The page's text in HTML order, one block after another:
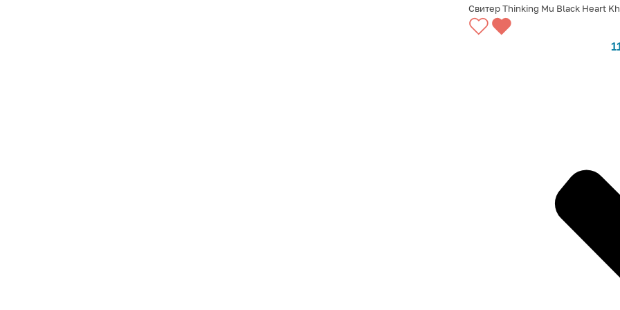
ВЫБРАТЬ ВАРИАНТЫ
Свитер Thinking Mu Black Heart